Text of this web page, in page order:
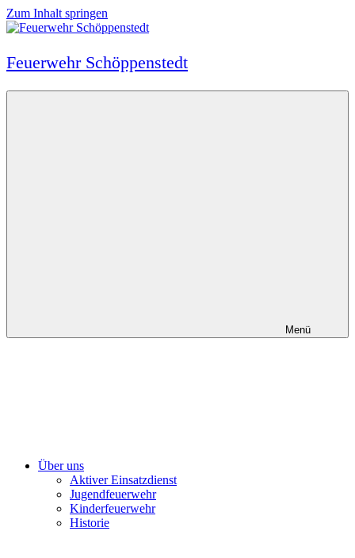
Zum Inhalt springen
Feuerwehr Schöppenstedt
Menü
Über uns
Aktiver Einsatzdienst
Jugendfeuerwehr
Kinderfeuerwehr
Historie